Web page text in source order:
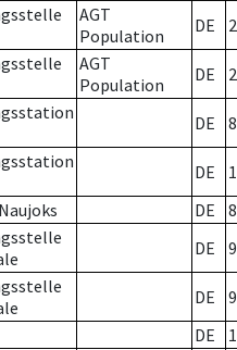
AGT
Population
DE 2
AGT
Population
DE 2
DE 8
DE
DE
8
DE 9
DE
9
DE